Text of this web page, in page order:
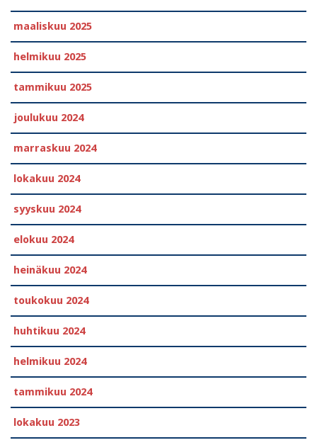
maaliskuu 2025
helmikuu 2025
tammikuu 2025
joulukuu 2024
marraskuu 2024
lokakuu 2024
syyskuu 2024
elokuu 2024
heinäkuu 2024
toukokuu 2024
huhtikuu 2024
helmikuu 2024
tammikuu 2024
lokakuu 2023